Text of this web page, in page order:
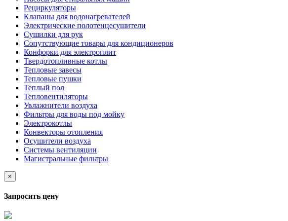
Рециркуляторы
Клапаны для водонагревателей
Электрические полотенцесушители
Сушилки для рук
Сопутствующие товары для кондиционеров
Конфорки для электроплит
Твердотопливные котлы
Тепловые завесы
Тепловые пушки
Теплый пол
Тепловентиляторы
Увлажнители воздуха
Фильтры для воды под мойку
Электрокотлы
Конвекторы отопления
Осушители воздуха
Системы вентиляции
Магистральные фильтры
×
Запросить цену